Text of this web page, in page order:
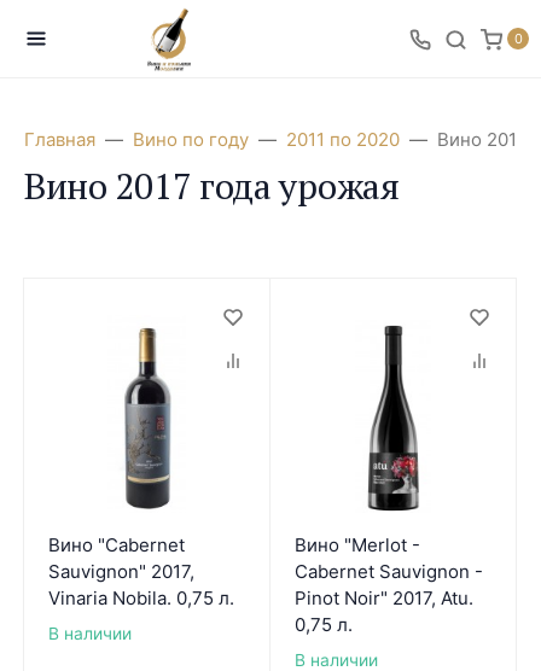
0
Главная Вино по году 2011 по 2020 Вино 2017
Вино 2017 года урожая
Вино "Cabernet
Sauvignon" 2017,
Vinaria Nobila. 0,75 л.
В наличии
Вино "Merlot -
Cabernet Sauvignon -
Pinot Noir" 2017, Atu.
0,75 л.
В наличии